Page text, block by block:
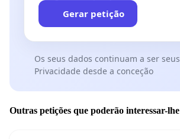
Gerar petição
Os seus dados continuam a ser seus
Privacidade desde a conceção
Outras petições que poderão interessar-lhe